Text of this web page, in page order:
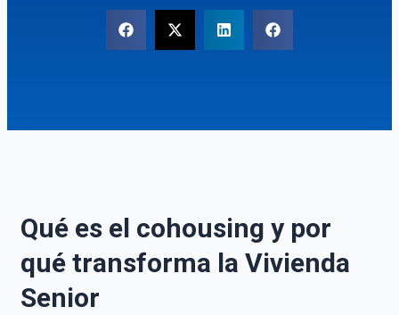
Qué es el cohousing y por
qué transforma la Vivienda
Senior